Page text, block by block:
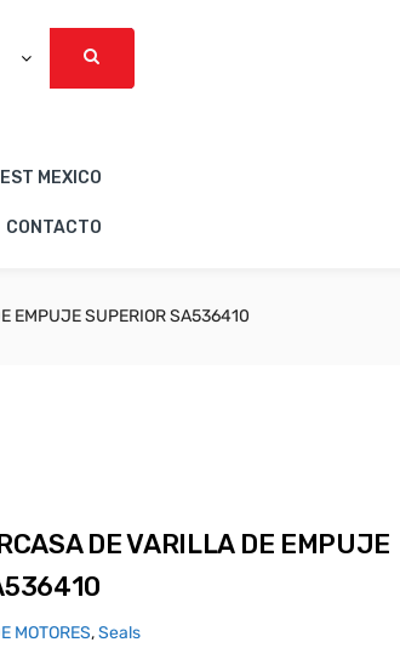
MEXICO
CONTACTO
EMPUJE SUPERIOR SA536410
DE VARILLA DE EMPUJE
MOTORES,Seals